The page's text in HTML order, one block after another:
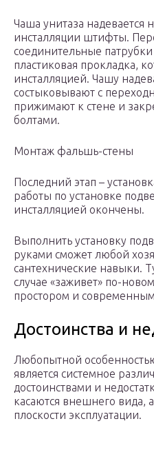
Чаша унитаза надевается
инсталляции штифты.
соединительные
пластиковая прокладка,
инсталляцией. Чашу
состыковывают с
прижимают к стене и
болтами.
Монтаж фальшь-стены
Последний этап –
работы по установке
инсталляцией окончены.
Выполнить установку
руками сможет любой
сантехнические навыки.
случае «заживет» по-
простором и
Достоинства и
Любопытной
является системное
достоинствами и
касаются внешнего вида,
плоскости эксплуатации.